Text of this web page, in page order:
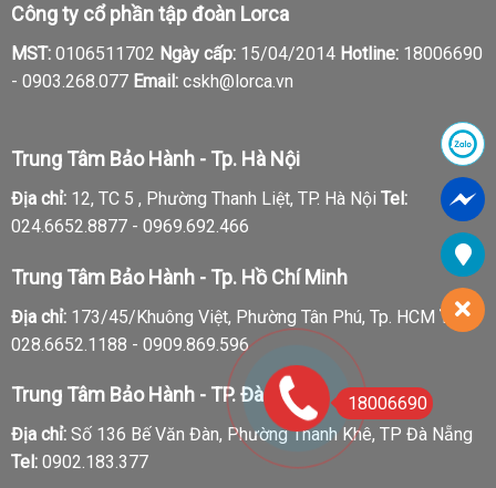
Công ty cổ phần tập đoàn Lorca
MST:0106511702 Ngày cấp:15/04/2014 Hotline:18006690
- 0903.268.077 Email:cskh@lorca.vn
Trung Tâm Bảo Hành - Tp. Hà Nội
Địa chỉ:12, TC 5 , Phường Thanh Liệt, TP. Hà Nội Tel:
024.6652.8877 - 0969.692.466
Trung Tâm Bảo Hành - Tp. Hồ Chí Minh
Địa chỉ:173/45/Khuông Việt, Phường Tân Phú, Tp. HCM Tel:
028.6652.1188 - 0909.869.596
Trung Tâm Bảo Hành - TP. Đà Nẵng
Địa chỉ:Số 136 Bế Văn Đàn, Phường Thanh Khê, TP Đà Nẵng
Tel:0902.183.377
18006690